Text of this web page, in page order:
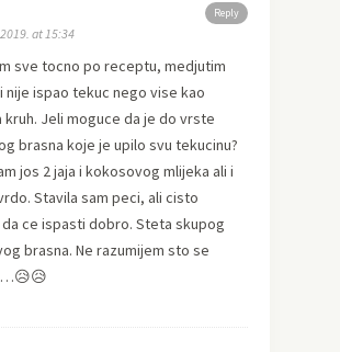
Reply
at 15:34
sve tocno po receptu, medjutim
nije ispao tekuc nego vise kao
Jeli moguce da je do vrste
brasna koje je upilo svu tekucinu?
jos 2 jaja i kokosovog mlijeka ali i
Stavila sam peci, ali cisto
da ce ispasti dobro. Steta skupog
brasna. Ne razumijem sto se